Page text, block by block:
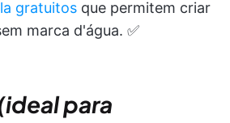
gratuitos que permitem criar
marca d'água. ✅
para